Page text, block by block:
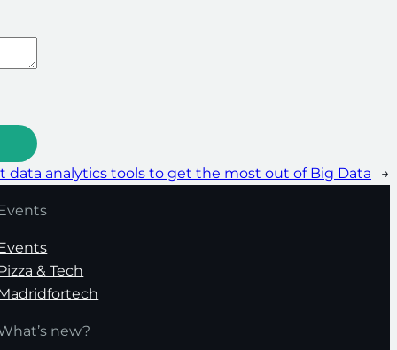
data analytics tools to get the most out of Big Data →
& Tech
new?